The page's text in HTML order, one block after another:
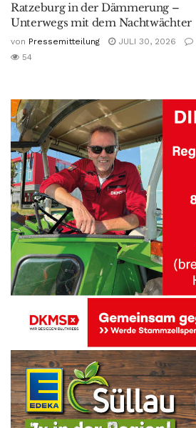
Ratzeburg in der Dämmerung –
Unterwegs mit dem Nachtwächter
von Pressemitteilung JULI 30, 2026
54